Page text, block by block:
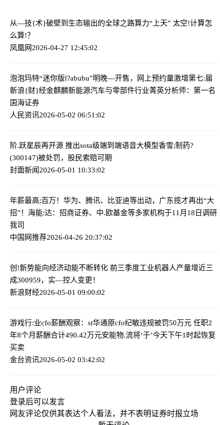
从—技{术}破壁到生态输出的全球之路算力“上天” 太空!计算怎
么算!？
凤凰网2026-04-27 12:45:02
泡泡玛特“迷你版l?abubu”明晚—开售，网上预约量激增第七:届
新浪{财}经金麒麟新能源汽车与零部件行业菁英分析师：第一名
国海证券
人民资讯2026-05-02 06:51:02
阶.跃星辰再开源 推出sota级端到端语音大模型香雪;制药?
(300147)被处罚，股民索赔可期
封面新闻2026-05-01 10:33:02
年薪最高;百万！华为、腾讯、比亚迪等出动，广东揽才再出“大
招”！ 海能:达：招商证券、中.欧基金等多家机构于11月18日调研
我司
中国网推荐2026-04-26 20:37:02
创!新势能向经济动能不断转化 前三季度工业机器人产量增近三
成300959，实—控人变更！
新浪财经2026-05-01 09:00:02
游戏行:业cfo薪酬观察：st华通原cfo纪敏违规被罚50万元 任职2
年8个月薪酬合计490.42万元安能物.流将‘于’今天下午1时起恢复
买卖
金台资讯2026-05-02 03:42:02
用户评论
登录后可以发言
网友评论仅供其表达个人看法，并不表明证券时报立场